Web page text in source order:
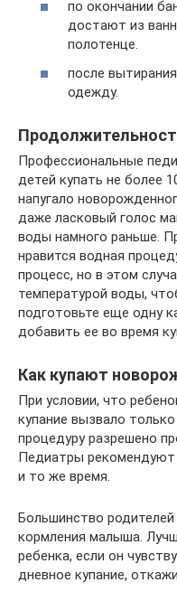
по окончании
достают из
полотенце.
после
одежду.
Профессиональные
детей купать не более
напугало
даже ласковый голос
воды намного раньше.
нравится водная
процесс, но в этом
температурой воды,
подготовьте еще одну
добавить ее во время
Как купают
При условии, что
купание вызвало
процедуру разрешено
Педиатры
и то же время.
Большинство
кормления малыша.
ребенка, если он
дневное купание,